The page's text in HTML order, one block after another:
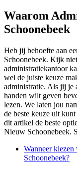
Waarom
Schoonebeek
Heb jij behoefte aan
Schoonebeek. Kijk
administratiekantoor
wel de juiste keuze
administratie. Als jij je
handen wilt geven
lezen. We laten jou
de beste keuze uit
dit artikel de beste
Nieuw Schoonebeek.
Wanneer
Schoonebeek?